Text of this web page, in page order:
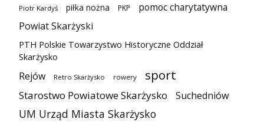
Piotr Kardyś piłka nożna PKP
pomoc charytatywna
Powiat Skarżyski
PTH Polskie Towarzystwo Historyczne Oddział
Skarżysko
Rejów Retro Skarżysko rowery sport
Starostwo Powiatowe Skarżysko Suchedniów
UM Urząd Miasta Skarżysko